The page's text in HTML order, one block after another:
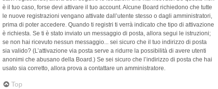
è il tuo caso, forse devi attivare il tuo account. Alcune Board richiedono che tutte
le nuove registrazioni vengano attivate dall’utente stesso o dagli amministratori,
prima di poter accedere. Quando ti registri ti verrà indicato che tipo di attivazione
è richiesta. Se ti è stato inviato un messaggio di posta, allora segui le istruzioni;
se non hai ricevuto nessun messaggio... sei sicuro che il tuo indirizzo di posta
sia valido? (L’attivazione via posta serve a ridurre la possibilità di avere utenti
anonimi che abusano della Board.) Se sei sicuro che l’indirizzo di posta che hai
usato sia corretto, allora prova a contattare un amministratore.
Top